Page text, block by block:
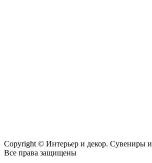
Copyright © Интерьер и декор. Сувениры
Все права защищены